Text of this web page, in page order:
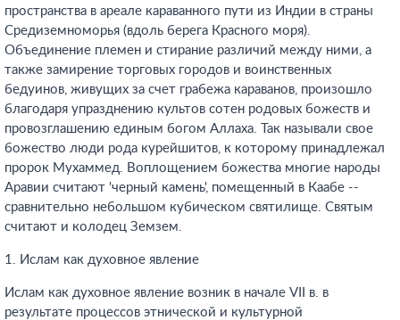
пространства в ареале караванного пути из Индии в страны
Средиземноморья (вдоль берега Красного моря).
Объединение племен и стирание различий между ними, а
также замирение торговых городов и воинственных
бедуинов, живущих за счет грабежа караванов, произошло
благодаря упразднению культов сотен родовых божеств и
провозглашению единым богом Аллаха. Так называли свое
божество люди рода курейшитов, к которому принадлежал
пророк Мухаммед. Воплощением божества многие народы
Аравии считают 'черный камень', помещенный в Каабе --
сравнительно небольшом кубическом святилище. Святым
считают и колодец Земзем.
1. Ислам как духовное явление
Ислам как духовное явление возник в начале VII в. в
результате процессов этнической и культурной